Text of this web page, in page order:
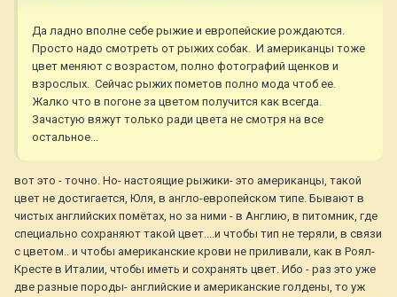
Да ладно вполне себе рыжие и европейские рождаются.
Просто надо смотреть от рыжих собак. И американцы тоже
цвет меняют с возрастом, полно фотографий щенков и
взрослых. Сейчас рыжих пометов полно мода чтоб ее.
Жалко что в погоне за цветом получится как всегда.
Зачастую вяжут только ради цвета не смотря на все
остальное...
вот это - точно. Но- настоящие рыжики- это американцы, такой
цвет не достигается, Юля, в англо-европейском типе. Бывают в
чистых английских помётах, но за ними - в Англию, в питомник, где
специально сохраняют такой цвет....и чтобы тип не теряли, в связи
с цветом.. и чтобы американские крови не приливали, как в Роял-
Кресте в Италии, чтобы иметь и сохранять цвет. Ибо - раз это уже
две разные породы- английские и американские голдены, то уж